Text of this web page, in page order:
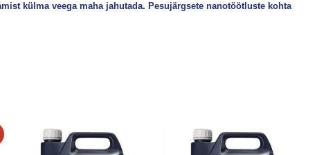
külma veega maha jahutada. Pesujärgsete nanotöötluste kohta
Sellel
tootel
Sellel
tootel